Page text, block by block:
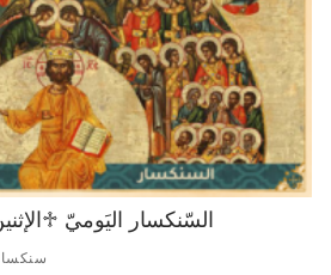
♱السّنكسار اليَوميّ ♱الإثنين في 03